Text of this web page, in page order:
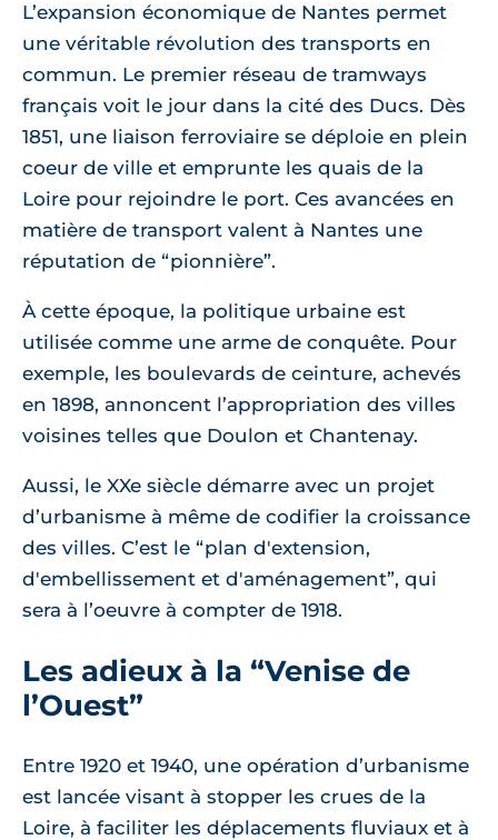
L’expansion économique de Nantes permet
une véritable révolution des transports en
commun. Le premier réseau de tramways
français voit le jour dans la cité des Ducs. Dès
1851, une liaison ferroviaire se déploie en plein
coeur de ville et emprunte les quais de la
Loire pour rejoindre le port. Ces avancées en
matière de transport valent à Nantes une
réputation de “pionnière”.
À cette époque, la politique urbaine est
utilisée comme une arme de conquête. Pour
exemple, les boulevards de ceinture, achevés
en 1898, annoncent l’appropriation des villes
voisines telles que Doulon et Chantenay.
Aussi, le XXe siècle démarre avec un projet
d’urbanisme à même de codifier la croissance
des villes. C’est le “plan d'extension,
d'embellissement et d'aménagement”, qui
sera à l’oeuvre à compter de 1918.
Les adieux à la “Venise de
l’Ouest”
Entre 1920 et 1940, une opération d’urbanisme
est lancée visant à stopper les crues de la
Loire, à faciliter les déplacements fluviaux et à